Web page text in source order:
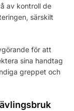
av kontroll de
särskilt
för att
sina handtag
greppet och